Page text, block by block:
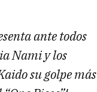
ante todos
Nami y los
su golpe más